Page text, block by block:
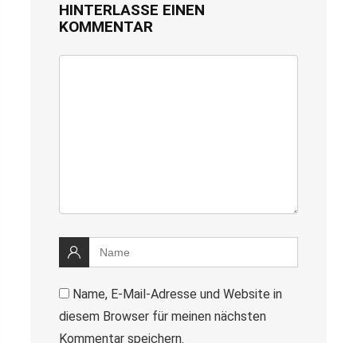
HINTERLASSE EINEN
KOMMENTAR
Name, E-Mail-Adresse und Website in
diesem Browser für meinen nächsten
Kommentar speichern.